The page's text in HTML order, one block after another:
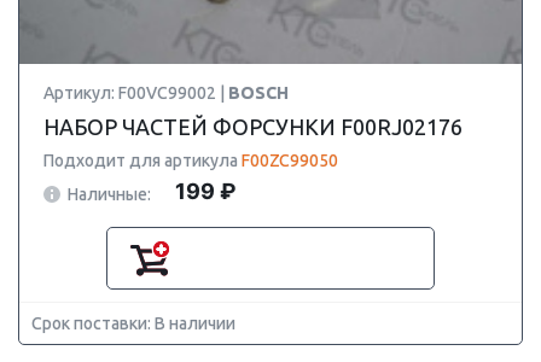
Артикул: F00VC99002 | BOSCH
НАБОР ЧАСТЕЙ ФОРСУНКИ F00RJ02176
Подходит для артикула F00ZC99050
Наличные:
199 ₽
Срок поставки: В наличии